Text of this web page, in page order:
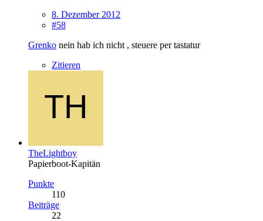
8. Dezember 2012
#58
Grenko nein hab ich nicht , steuere per tastatur
Zitieren
TheLightboy
Papierboot-Kapitän
Punkte
110
Beiträge
22